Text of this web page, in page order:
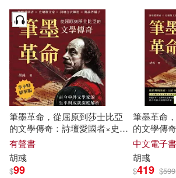
朱利華，陶亞輝（主編）(1)
朱廣亞(1) 李傳夔(1)
李剛(1) 李澤亞，劉光余等
束亞弟(1) 東原亞希(1)
博樂伯樂(1)
原住民族委員會(1)
台灣東方(1) 台灣角川(1)
哈爾濱工業大學出版社(1)
筆墨革命，從屈原到莎士比亞
的文學傳奇：詩壇愛國者×史壇
散文家×詞壇白衣卿相×輿論界
驕子，古今中外文學家的生平
與成就深度解析 (有聲書)
有聲書
胡彧
$99
筆墨革命
的文學傳
散文家×詞
驕子，古
與成就深
中文電子書
胡彧
$419 $599